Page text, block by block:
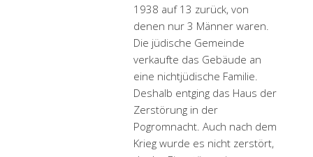
1938 auf 13 zurück, von
denen nur 3 Männer waren.
Die jüdische Gemeinde
verkaufte das Gebäude an
eine nichtjüdische Familie.
Deshalb entging das Haus der
Zerstörung in der
Pogromnacht. Auch nach dem
Krieg wurde es nicht zerstört,